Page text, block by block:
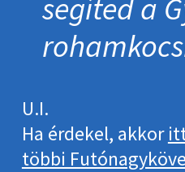
segíted a
U.I.
Ha érdekel, akkor
többi